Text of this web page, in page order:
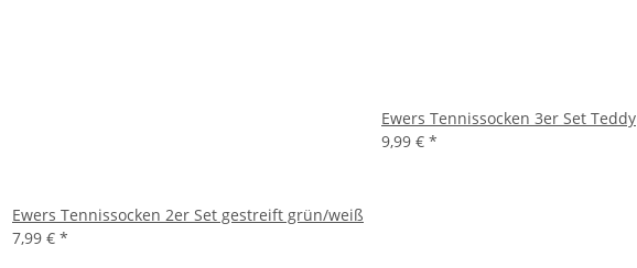
Ewers Tennissocken 2er Set gestreift grün/weiß
7,99 € *
Ewers Tennissocken 3er Set Teddy
9,99 € *